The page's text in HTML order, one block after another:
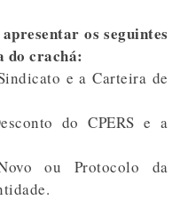
os seguintes
do crachá:
e a Carteira de
do CPERS e a
ou Protocolo da